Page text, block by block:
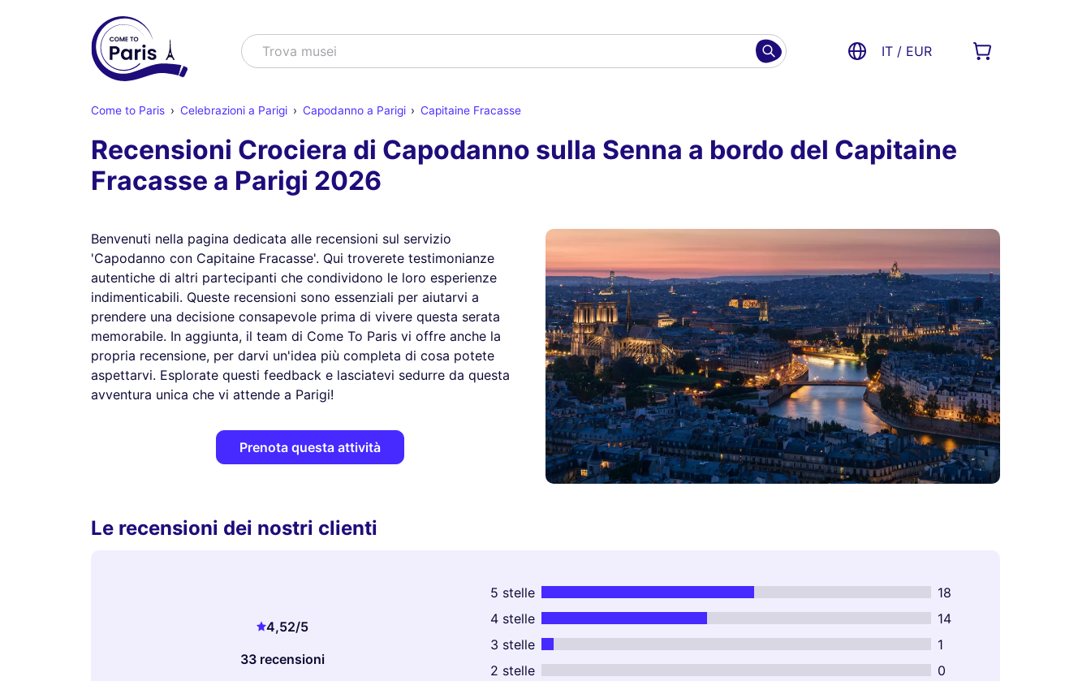
Cercare
Trova spettac IT / EUR
Come to Paris Celebrazioni a Parigi Capodanno a Parigi Capitaine Fracasse
Recensioni Crociera di Capodanno sulla Senna a bordo del Capitaine
Fracasse a Parigi 2026
Benvenuti nella pagina dedicata alle recensioni sul servizio
'Capodanno con Capitaine Fracasse'. Qui troverete testimonianze
autentiche di altri partecipanti che condividono le loro esperienze
indimenticabili. Queste recensioni sono essenziali per aiutarvi a
prendere una decisione consapevole prima di vivere questa serata
memorabile. In aggiunta, il team di Come To Paris vi offre anche la
propria recensione, per darvi un'idea più completa di cosa potete
aspettarvi. Esplorate questi feedback e lasciatevi sedurre da questa
avventura unica che vi attende a Parigi!
Prenota questa attività
Le recensioni dei nostri clienti
4,52/5
33 recensioni
5 stelle
18
4 stelle
14
3 stelle
1
2 stelle
0